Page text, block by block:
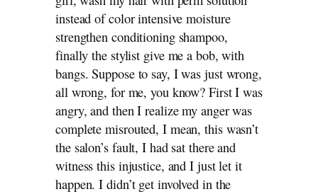
instead of color intensive moisture
strengthen conditioning shampoo,
finally the stylist give me a bob, with
bangs. Suppose to say, I was just wrong,
all wrong, for me, you know? First I was
angry, and then I realize my anger was
complete misrouted, I mean, this wasn’t
the salon’s fault, I had sat there and
witness this injustice, and I just let it
happen. I didn’t get involved in the